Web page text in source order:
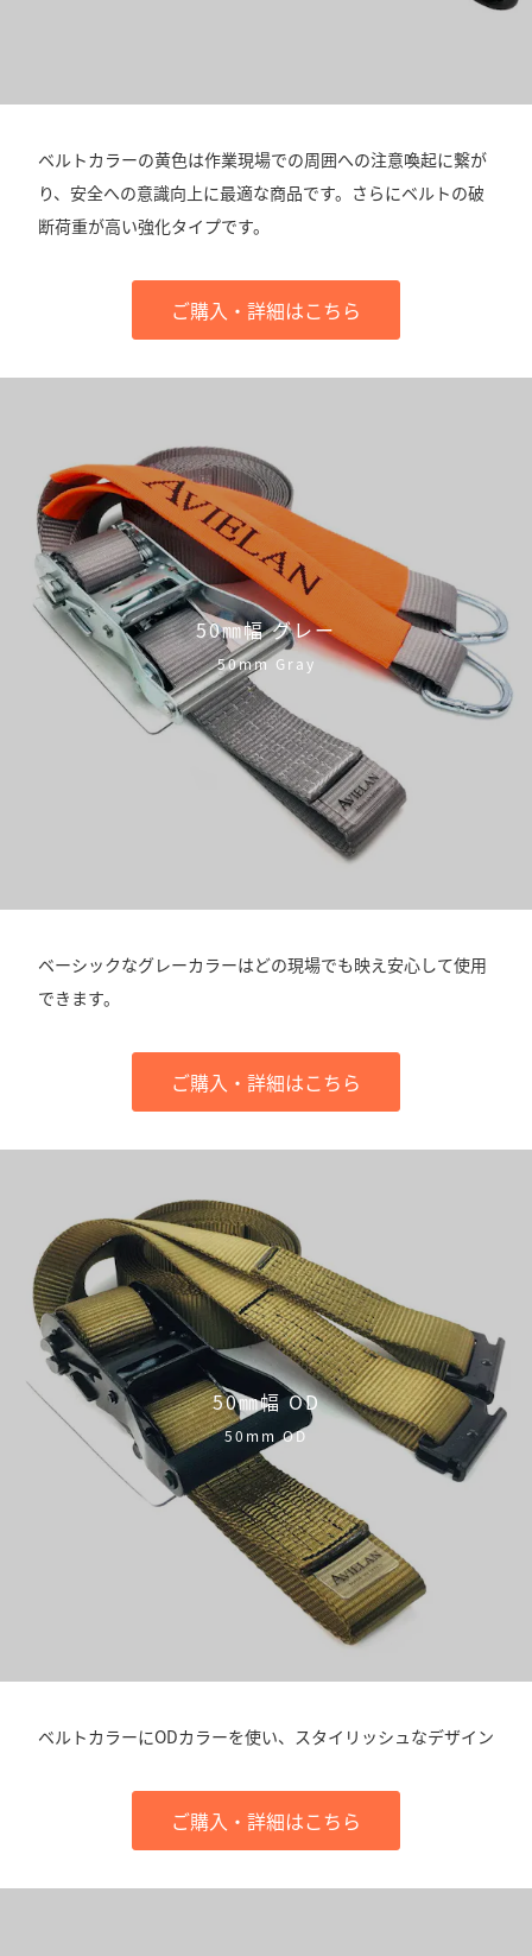
ベルトカラーの黄色は作業現場での周囲への注意喚起に繋が
り、安全への意識向上に最適な商品です。さらにベルトの破
断荷重が高い強化タイプです。
ご購入・詳細はこちら
50㎜幅 グレー
50mm Gray
ベーシックなグレーカラーはどの現場でも映え安心して使用
できます。
ご購入・詳細はこちら
50㎜幅 OD
50mm OD
ベルトカラーにODカラーを使い、スタイリッシュなデザイン
ご購入・詳細はこちら